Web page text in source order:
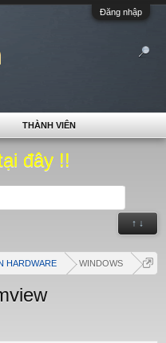
Đăng nhập
đây !!
↑ ↓
HARDWARE WINDOWS
THÀNH VIÊN